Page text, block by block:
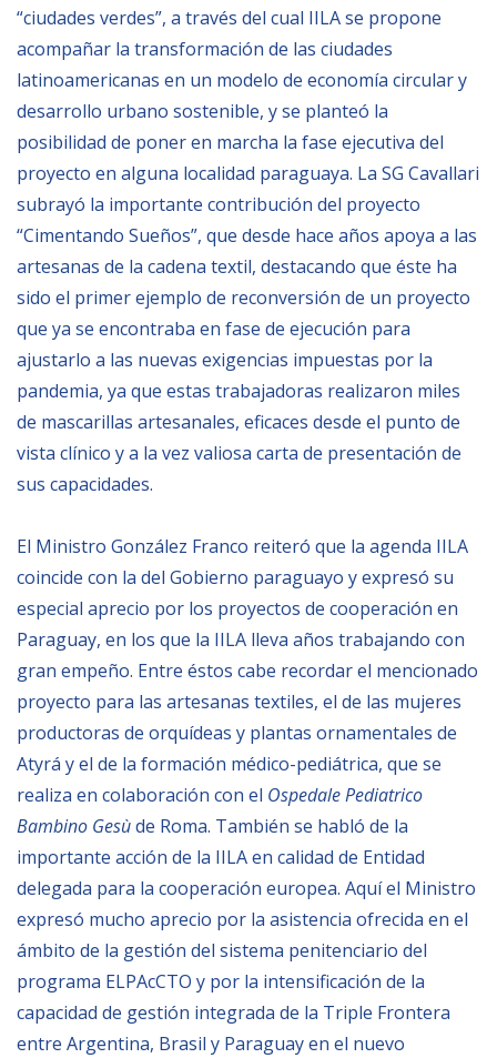
Becas
Alta Formación
Para las empresas
Registro de proveedores
Contratos/Acuerdos/Grant
“ciudades verdes”, a través del cual IILA se propone
acompañar la transformación de las ciudades
latinoamericanas en un modelo de economía circular y
desarrollo urbano sostenible, y se planteó la
posibilidad de poner en marcha la fase ejecutiva del
proyecto en alguna localidad paraguaya. La SG Cavallari
subrayó la importante contribución del proyecto
“Cimentando Sueños”, que desde hace años apoya a las
artesanas de la cadena textil, destacando que éste ha
sido el primer ejemplo de reconversión de un proyecto
que ya se encontraba en fase de ejecución para
ajustarlo a las nuevas exigencias impuestas por la
pandemia, ya que estas trabajadoras realizaron miles
de mascarillas artesanales, eficaces desde el punto de
vista clínico y a la vez valiosa carta de presentación de
sus capacidades.
El Ministro González Franco reiteró que la agenda IILA
coincide con la del Gobierno paraguayo y expresó su
especial aprecio por los proyectos de cooperación en
Paraguay, en los que la IILA lleva años trabajando con
gran empeño. Entre éstos cabe recordar el mencionado
proyecto para las artesanas textiles, el de las mujeres
productoras de orquídeas y plantas ornamentales de
Atyrá y el de la formación médico-pediátrica, que se
realiza en colaboración con el Ospedale Pediatrico
Bambino Gesùde Roma. También se habló de la
importante acción de la IILA en calidad de Entidad
delegada para la cooperación europea. Aquí el Ministro
expresó mucho aprecio por la asistencia ofrecida en el
mbito de la gestión del sistema penitenciario del
programa ELPAcCTO y por la intensificación de la
capacidad de gestión integrada de la Triple Frontera
entre Argentina, Brasil y Paraguay en el nuevo